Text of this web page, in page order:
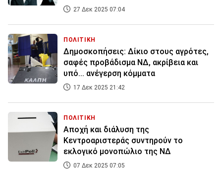
27 Δεκ 2025 07:04
ΠΟΛΙΤΙΚΗ
Δημοσκοπήσεις: Δίκιο στους αγρότες,
σαφές προβάδισμα ΝΔ, ακρίβεια και
υπό... ανέγερση κόμματα
17 Δεκ 2025 21:42
ΠΟΛΙΤΙΚΗ
Αποχή και διάλυση της
Kεντροαριστεράς συντηρούν το
εκλογικό μονοπώλιο της ΝΔ
07 Δεκ 2025 07:05